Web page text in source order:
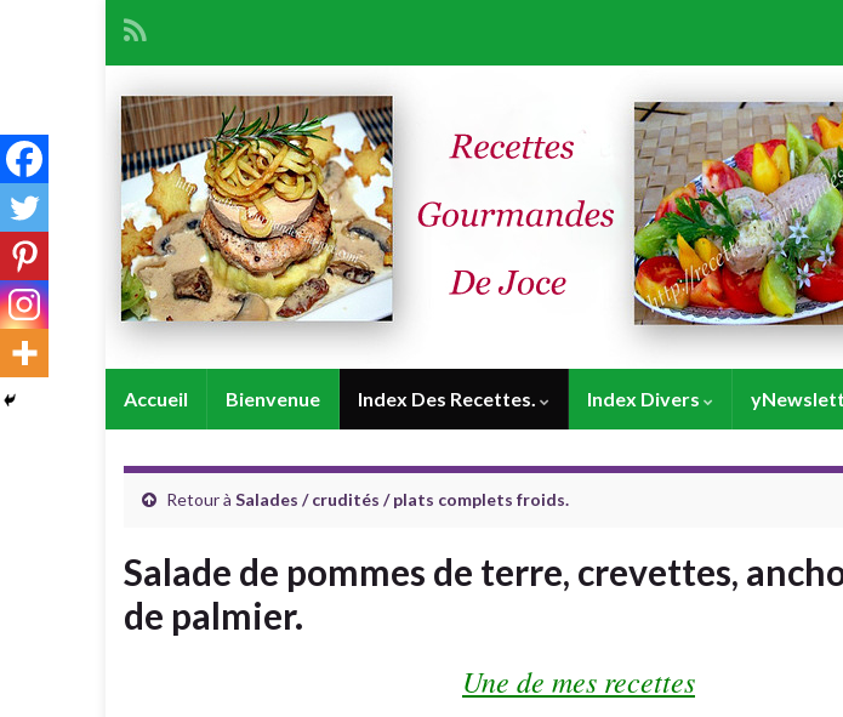
Accueil Bienvenue Index Des Recettes. Index Divers
Retour à Salades / crudités / plats complets froids.
Salade de pommes de terre, crevettes,
de palmier.
Une de mes recettes